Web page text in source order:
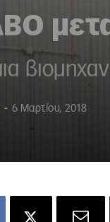
- 6 Μαρτίου, 2018